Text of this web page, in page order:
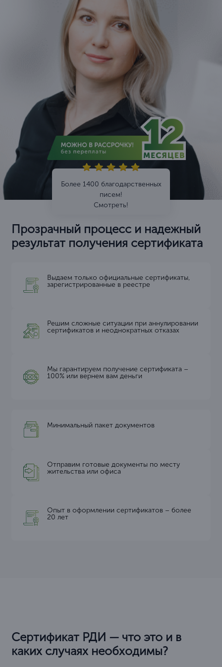
Более 1400 благодарственных
писем!
Смотреть!
Прозрачный процесс и надежный
результат получения сертификата
Выдаем только официальные сертификаты,
зарегистрированные в реестре
Решим сложные ситуации при аннулировании
сертификатов и неоднократных отказах
Мы гарантируем получение сертификата –
100% или вернем вам деньги
Минимальный пакет документов
Отправим готовые документы по месту
жительства или офиса
Опыт в оформлении сертификатов – более
20 лет
Сертификат РДИ — что это и в
каких случаях необходимы?